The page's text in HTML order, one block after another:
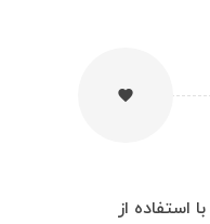
favorite
از